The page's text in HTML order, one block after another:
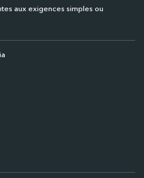
aux exigences simples ou